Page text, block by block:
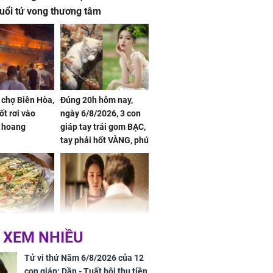
tử vong thương tâm
Biên Hòa,
rơi vào
Đúng 20h hôm nay,
ngày 6/8/2026, 3 con
giáp tay trái gom BẠC,
tay phải hốt VÀNG, phú
quý ngập nhà, của cải
chất đầy kho
loại rau chỉ
ở chợ lại có
dụng tốt
Vừa ly hôn, vợ cũ sinh
đứa con giống mình
như đúc nhưng bí mật
phía sau gây sốc
NHIỀU
Tử vi thứ Năm 6/8/2026 của 12
con giáp: Dần - Tuất bội thu tiền